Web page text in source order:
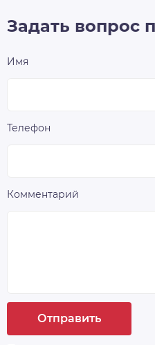
Задать вопрос
Имя
Телефон
Комментарий
Отправить